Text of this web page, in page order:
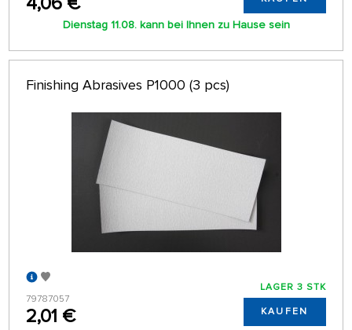
Dienstag 11.08. kann bei Ihnen zu Hause sein
Finishing Abrasives P1000 (3 pcs)
79787057
2,01 €
LAGER 3 STK
KAUFEN